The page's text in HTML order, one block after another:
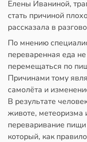
в20:41
Елены Иваниной,
стать причиной
рассказала в
По мнению
переваренная еда
перемещаться по
Причинами тому
самолёта и
В результате
животе, метеоризма
переваривание
который, как
в19:27